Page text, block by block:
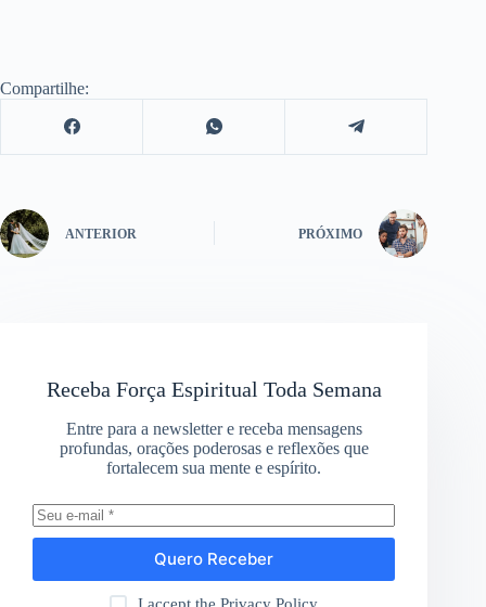
Compartilhe:
ANTERIOR PRÓXIMO
Receba Força Espiritual Toda Semana
Entre para a newsletter e receba mensagens
profundas, orações poderosas e reflexões que
fortalecem sua mente e espírito.
Quero Receber
I accept the Privacy Policy